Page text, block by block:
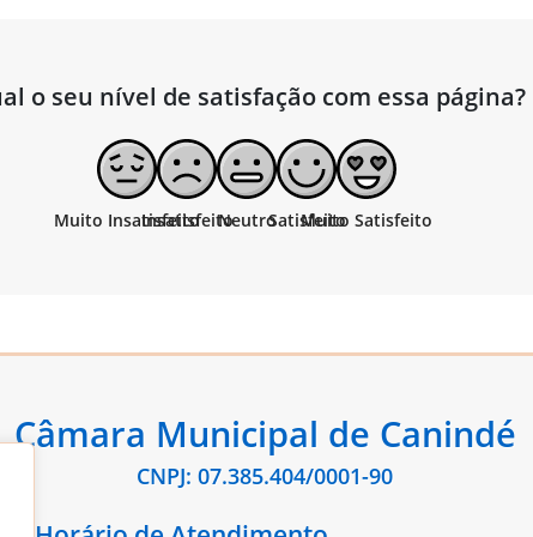
o seu nível de satisfação com essa página?
Câmara Municipal de Canindé
CNPJ: 07.385.404/0001-90